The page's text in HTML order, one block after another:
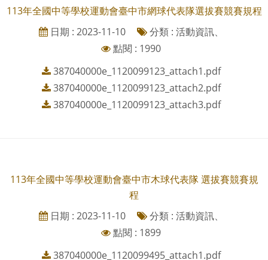
113年全國中等學校運動會臺中市網球代表隊選拔賽競賽規程
日期 : 2023-11-10
分類 : 活動資訊、
點閱 : 1990
387040000e_1120099123_attach1.pdf
387040000e_1120099123_attach2.pdf
387040000e_1120099123_attach3.pdf
113年全國中等學校運動會臺中市木球代表隊 選拔賽競賽規
程
日期 : 2023-11-10
分類 : 活動資訊、
點閱 : 1899
387040000e_1120099495_attach1.pdf